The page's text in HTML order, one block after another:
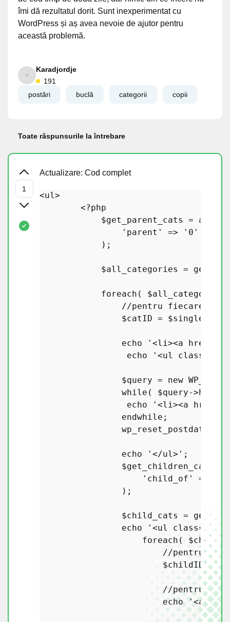
îmi dă rezultatul dorit. Sunt inexperimentat cu
WordPress și aș avea nevoie de ajutor pentru
această problemă.
Karadjordje
191
postări
buclă categorii copii
Toate răspunsurile la întrebare
Actualizare: Cod complet
<ul>
<?php
$get_parent_cats
= array
'parent'
=> '0'
            );
$all_categories =
foreach ( $all_categories
//pentru fiecare
$catID =
echo '<li><a href=" '
echo
'<ul
$query = new WP_Query
while ( $query->
echo
'<li><a href="'
endwhile ;
wp_reset_postdata
echo '</ul>' ;
$get_children_cats
'child_of'
=>
                );
$child_cats =
echo
'<ul
foreach (
//pentru
$childID =
//pentru
echo '<a